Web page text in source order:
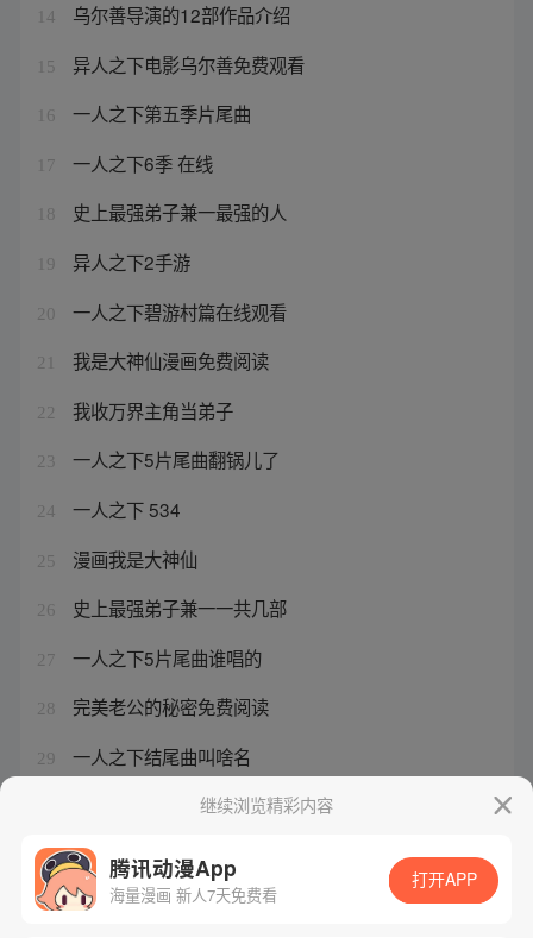
14 乌尔善导演的12部作品介绍
15 异人之下电影乌尔善免费观看
16 一人之下第五季片尾曲
17 一人之下6季 在线
18 史上最强弟子兼一最强的人
19 异人之下2手游
20 一人之下碧游村篇在线观看
21 我是大神仙漫画免费阅读
22 我收万界主角当弟子
23 一人之下5片尾曲翻锅儿了
24 一人之下 534
25 漫画我是大神仙
26 史上最强弟子兼一一共几部
27 一人之下5片尾曲谁唱的
28 完美老公的秘密免费阅读
29 一人之下结尾曲叫啥名
狄仁杰最新电影2024继续浏览精彩内容
腾讯动漫App
海量漫画 新人7天免费看
打开APP